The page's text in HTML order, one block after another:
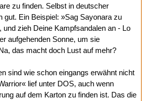
zu finden. Selbst in deutscher
gut. Ein Beispiel: »Sag Sayonara zu
und zieh Deine Kampfsandalen an - Lo
aufgehenden Sonne, um sie
das macht doch Lust auf mehr?
sind wie schon eingangs erwähnt nicht
lief unter DOS, auch wenn
auf dem Karton zu finden ist. Das die